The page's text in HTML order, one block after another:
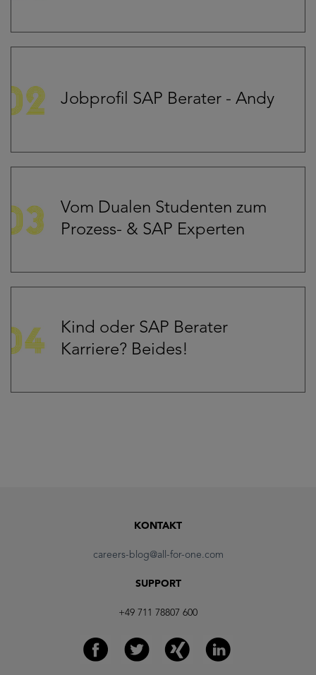
Jobprofil SAP Berater - Andy
Vom Dualen Studenten zum
Prozess- & SAP Experten
Kind oder SAP Berater
Karriere? Beides!
KONTAKT
careers-blog@all-for-one.com
SUPPORT
+49 711 78807 600